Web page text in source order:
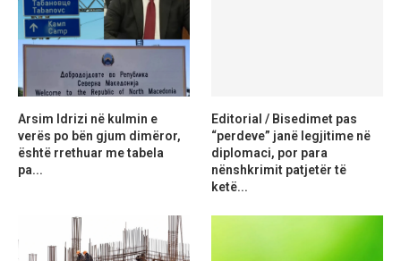
Arsim Idrizi në kulmin e
verës po bën gjum dimëror,
është rrethuar me tabela
pa...
Editorial / Bisedimet pas
“perdeve” janë legjitime në
diplomaci, por para
nënshkrimit patjetër të
ketë...